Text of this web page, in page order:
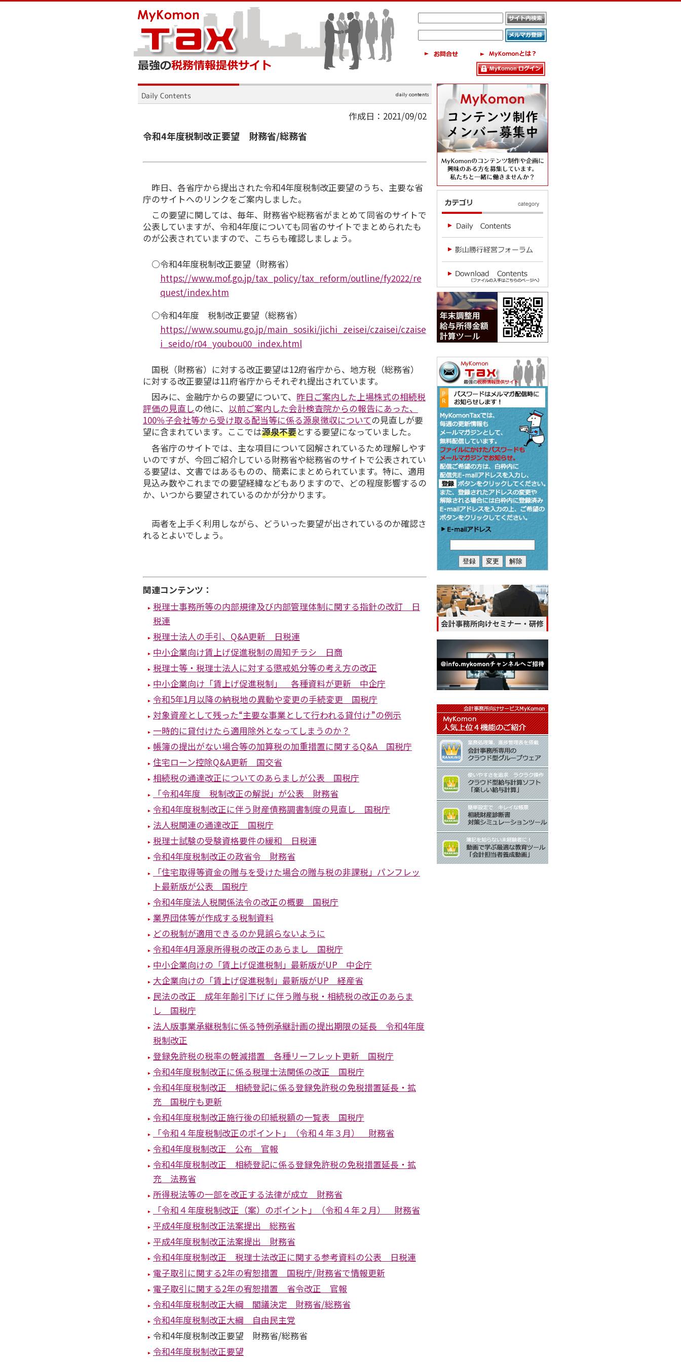
作成日：2021/09/02
令和4年度税制改正要望 財務省/総務省
昨日、各省庁から提出された令和4年度税制改正要望のうち、主要な省
庁のサイトへのリンクをご案内しました。
この要望に関しては、毎年、財務省や総務省がまとめて同省のサイトで
公表していますが、令和4年度についても同省のサイトでまとめられたも
のが公表されていますので、こちらも確認しましょう。
○令和4年度税制改正要望（財務省）
https://www.mof.go.jp/tax_policy/tax_reform/outline/fy2022/re
quest/index.htm
○令和4年度 税制改正要望（総務省）
https://www.soumu.go.jp/main_sosiki/jichi_zeisei/czaisei/czaise
i_seido/r04_youbou00_index.html
国税（財務省）に対する改正要望は12府省庁から、地方税（総務省）
に対する改正要望は11府省庁からそれぞれ提出されています。
因みに、金融庁からの要望について、 昨日ご案内した上場株式の相続税
評価の見直しの他に、 以前ご案内した会計検査院からの報告にあった、
100％子会社等から受け取る配当等に係る源泉徴収についての見直しが要
望に含まれています。ここでは源泉不要とする要望になっていました。
各省庁のサイトでは、主な項目について図解されているため理解しやす
いのですが、今回ご紹介している財務省や総務省のサイトで公表されてい
る要望は、文書ではあるものの、簡素にまとめられています。特に、適用
見込み数やこれまでの要望経緯などもありますので、どの程度影響するの
か、いつから要望されているのかが分かります。
両者を上手く利用しながら、どういった要望が出されているのか確認さ
れるとよいでしょう。
関連コンテンツ：
税理士事務所等の内部規律及び内部管理体制に関する指針の改訂 日
税連
税理士法人の手引、Q&A更新 日税連
中小企業向け賃上げ促進税制の周知チラシ 日商
税理士等・税理士法人に対する懲戒処分等の考え方の改正
中小企業向け「賃上げ促進税制」 各種資料が更新 中企庁
令和5年1月以降の納税地の異動や変更の手続変更 国税庁
対象資産として残った“主要な事業として行われる貸付け”の例示
一時的に貸付けたら適用除外となってしまうのか？
帳簿の提出がない場合等の加算税の加重措置に関するQ&A 国税庁
住宅ローン控除Q&A更新 国交省
相続税の通達改正についてのあらましが公表 国税庁
「令和4年度 税制改正の解説」が公表 財務省
令和4年度税制改正に伴う財産債務調書制度の見直し 国税庁
法人税関連の通達改正 国税庁
税理士試験の受験資格要件の緩和 日税連
令和4年度税制改正の政省令 財務省
「住宅取得等資金の贈与を受けた場合の贈与税の非課税」パンフレッ
ト最新版が公表 国税庁
令和4年度法人税関係法令の改正の概要 国税庁
業界団体等が作成する税制資料
どの税制が適用できるのか見誤らないように
令和4年4月源泉所得税の改正のあらまし 国税庁
中小企業向けの「賃上げ促進税制」最新版がUP 中企庁
大企業向けの「賃上げ促進税制」最新版がUP 経産省
⺠法の改正 成年年齢引下げ に伴う贈与税・相続税の改正のあらま
し 国税庁
法人版事業承継税制に係る特例承継計画の提出期限の延長 令和4年度
税制改正
登録免許税の税率の軽減措置 各種リーフレット更新 国税庁
令和4年度税制改正に係る税理士法関係の改正 国税庁
令和4年度税制改正 相続登記に係る登録免許税の免税措置延長・拡
充 国税庁も更新
令和4年度税制改正施行後の印紙税額の一覧表 国税庁
「令和４年度税制改正のポイント」（令和４年３月） 財務省
令和4年度税制改正 公布 官報
令和4年度税制改正 相続登記に係る登録免許税の免税措置延長・拡
充 法務省
所得税法等の一部を改正する法律が成立 財務省
「令和４年度税制改正（案）のポイント」（令和４年２月） 財務省
平成4年度税制改正法案提出 総務省
平成4年度税制改正法案提出 財務省
令和4年度税制改正 税理士法改正に関する参考資料の公表 日税連
電子取引に関する2年の宥恕措置 国税庁/財務省で情報更新
電子取引に関する2年の宥恕措置 省令改正 官報
令和4年度税制改正大綱 閣議決定 財務省/総務省
令和4年度税制改正大綱 自由民主党
令和4年度税制改正要望 財務省/総務省
令和4年度税制改正要望